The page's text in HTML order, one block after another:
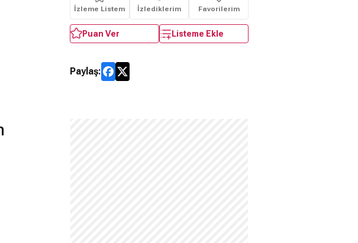
İzleme Listem İzlediklerim Favorilerim
Puan Ver Listeme Ekle
Paylaş: